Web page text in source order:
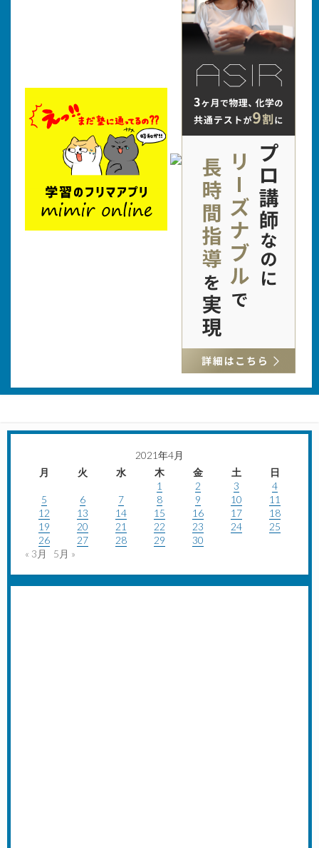
2021年4月
月
火 水 木 金 土
日
1
2 3
4
5
6 7 8 9 10
11
12
13 14 15 16 17
18
19
20 21 22 23 24
25
26
27 28 29
30
« 3月
5月 »